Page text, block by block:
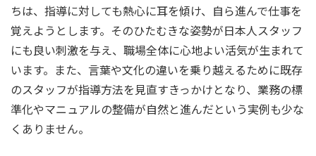
ちは、指導に対しても熱心に耳を傾け、自ら進んで仕事を
覚えようとします。そのひたむきな姿勢が日本人スタッフ
にも良い刺激を与え、職場全体に心地よい活気が生まれて
います。また、言葉や文化の違いを乗り越えるために既存
のスタッフが指導方法を見直すきっかけとなり、業務の標
準化やマニュアルの整備が自然と進んだという実例も少な
くありません。